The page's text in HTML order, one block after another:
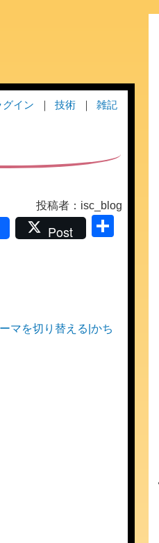
グイン 技術 雑記
投稿者：isc_blog
Post
マを切り替える|かち